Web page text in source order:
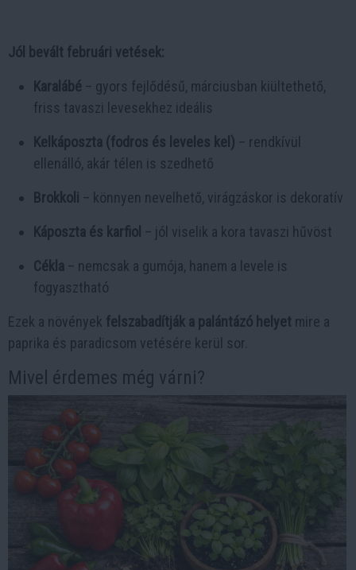
Jól bevált februári vetések:
Karalábé – gyors fejlődésű, márciusban kiültethető,
friss tavaszi levesekhez ideális
Kelkáposzta (fodros és leveles kel) – rendkívül
ellenálló, akár télen is szedhető
Brokkoli – könnyen nevelhető, virágzáskor is dekoratív
Káposzta és karfiol – jól viselik a kora tavaszi hűvöst
Cékla – nemcsak a gumója, hanem a levele is
fogyasztható
Ezek a növények felszabadítják a palántázó helyet mire a
paprika és paradicsom vetésére kerül sor.
Mivel érdemes még várni?